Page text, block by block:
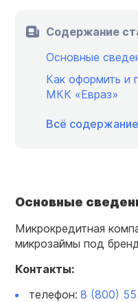
Содержание
Основные
Как оформить и
МКК «Евраз»
Всё содержание
Основные
Микрокредитная
микрозаймы под
Контакты:
телефон: 8 (800)